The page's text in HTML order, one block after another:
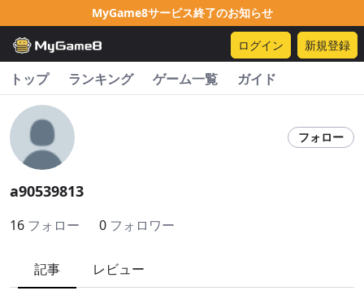
MyGame8サービス終了のお知らせ
ログイン 新規登録
トップ ランキング ゲーム一覧 ガイド
フォロー
a90539813
16 フォロー 0 フォロワー
記事 レビュー